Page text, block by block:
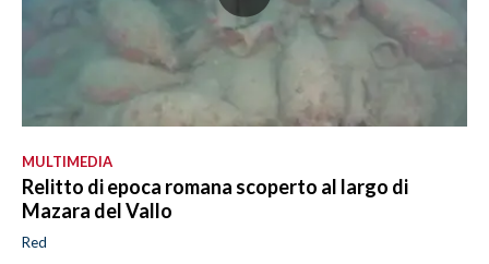
MULTIMEDIA
Relitto di epoca romana scoperto al largo di
Mazara del Vallo
Red